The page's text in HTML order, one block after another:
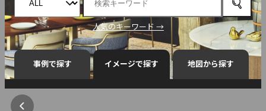
人気のキーワード →
事例で探す イメージで探す 地図から探す